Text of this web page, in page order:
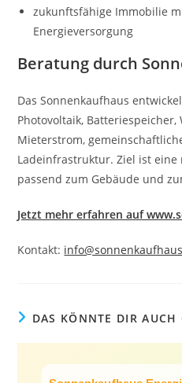
zukunftsfähige Immobilie
Energieversorgung
Beratung durch
Das Sonnenkaufhaus
Photovoltaik, Batteriespeicher,
Mieterstrom,
Ladeinfrastruktur. Ziel ist eine
passend zum Gebäude und
Jetzt mehr erfahren auf
Kontakt:
DAS KÖNNTE DIR AUCH